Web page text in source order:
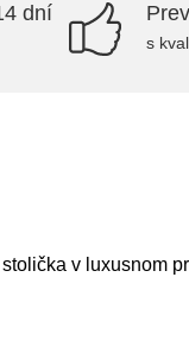
dní
s
v luxusnom